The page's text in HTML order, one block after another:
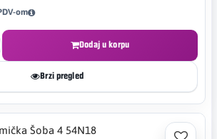
om
Dodaj u korpu
Brzi pregled